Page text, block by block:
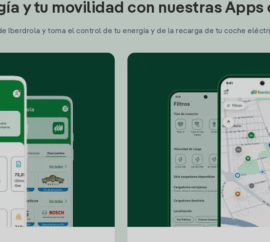
y tu movilidad con nuestras Apps
Iberdrola y toma el control de tu energía y de la recarga de tu coche